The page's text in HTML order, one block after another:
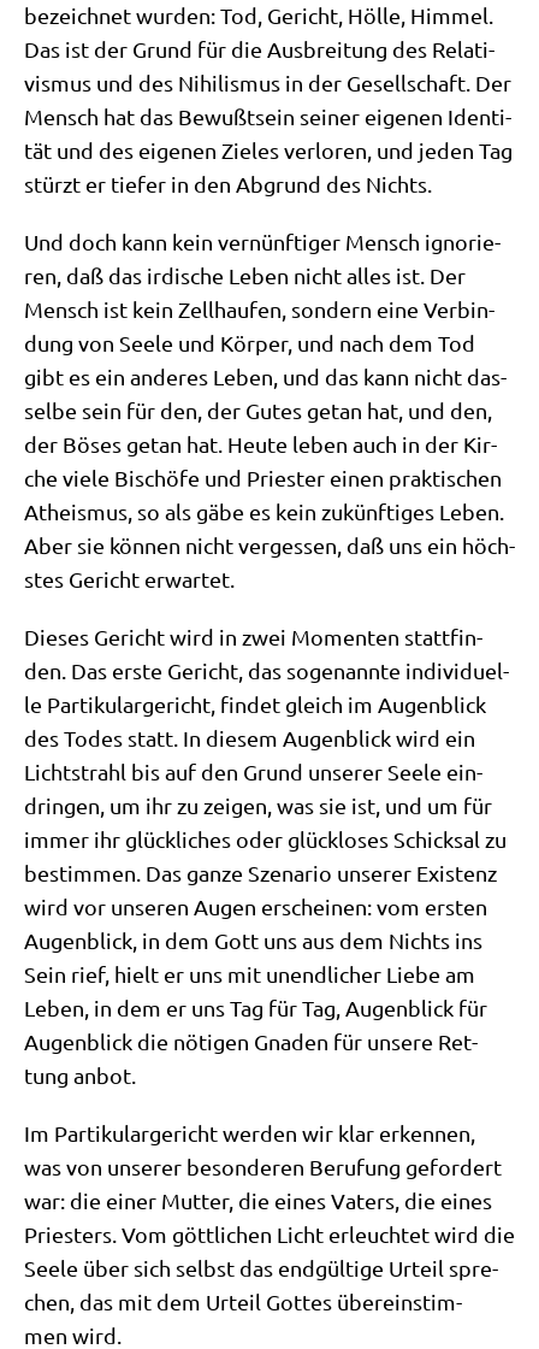
bezeich­net wur­den: Tod, Gericht, Höl­le, Him­mel.
Das ist der Grund für die Aus­brei­tung des Rela­ti­
vis­mus und des Nihi­lis­mus in der Gesell­schaft. Der
Mensch hat das Bewußt­sein sei­ner eige­nen Iden­ti­
tät und des eige­nen Zie­les ver­lo­ren, und jeden Tag
stürzt er tie­fer in den Abgrund des Nichts.
Und doch kann kein ver­nünf­ti­ger Mensch igno­rie­
ren, daß das irdi­sche Leben nicht alles ist. Der
Mensch ist kein Zell­hau­fen, son­dern eine Ver­bin­
dung von See­le und Kör­per, und nach dem Tod
gibt es ein ande­res Leben, und das kann nicht das­
sel­be sein für den, der Gutes getan hat, und den,
der Böses getan hat. Heu­te leben auch in der Kir­
che vie­le Bischö­fe und Prie­ster einen prak­ti­schen
Athe­is­mus, so als gäbe es kein zukünf­ti­ges Leben.
Aber sie kön­nen nicht ver­ges­sen, daß uns ein höch­
stes Gericht erwartet.
Die­ses Gericht wird in zwei Momen­ten statt­fin­
den. Das erste Gericht, das soge­nann­te indi­vi­du­el­
le Par­ti­ku­lar­ge­richt, fin­det gleich im Augen­blick
des Todes statt. In die­sem Augen­blick wird ein
Licht­strahl bis auf den Grund unse­rer See­le ein­
drin­gen, um ihr zu zei­gen, was sie ist, und um für
immer ihr glück­li­ches oder glück­lo­ses Schick­sal zu
bestim­men. Das gan­ze Sze­na­rio unse­rer Exi­stenz
wird vor unse­ren Augen erschei­nen: vom ersten
Augen­blick, in dem Gott uns aus dem Nichts ins
Sein rief, hielt er uns mit unend­li­cher Lie­be am
Leben, in dem er uns Tag für Tag, Augen­blick für
Augen­blick die nöti­gen Gna­den für unse­re Ret­
tung anbot.
Im Par­ti­ku­lar­ge­richt wer­den wir klar erken­nen,
was von unse­rer beson­de­ren Beru­fung gefor­dert
war: die einer Mut­ter, die eines Vaters, die eines
Prie­sters. Vom gött­li­chen Licht erleuch­tet wird die
See­le über sich selbst das end­gül­ti­ge Urteil spre­
chen, das mit dem Urteil Got­tes über­ein­stim­
men wird.